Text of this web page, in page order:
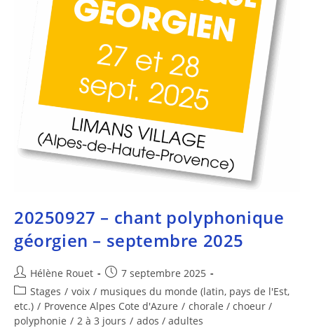
20250927 – chant polyphonique
géorgien – septembre 2025
Hélène Rouet
7 septembre 2025
Stages / voix / musiques du monde (latin, pays de l'Est,
etc.) / Provence Alpes Cote d'Azure / chorale / choeur /
polyphonie / 2 à 3 jours / ados / adultes